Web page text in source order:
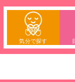
気分で探す